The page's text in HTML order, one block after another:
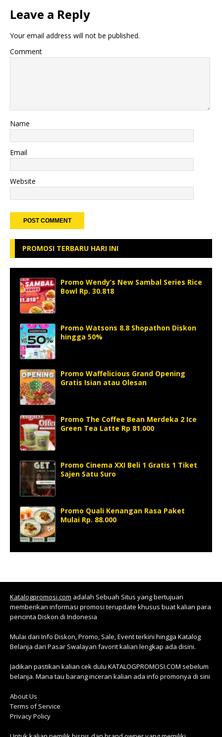
Leave a Reply
Your email address will not be published.
Comment
Name
Email
Website
PROMOSI TERBARU HARI INI
Promo Wendy’s New Sambal Series Rice
Bowl Rp. 30.818
Promo Watsons 8.8 Shopathon Diskon
hingga 50%
Promo Waffelicious Grand Opening
Gratis Isian atau Olesan
Promo The Coffee Bean Merdeka 2 Ice
Green Tea Latte Rp 81.000
Promo Cinema XXI Beli 1 Gratis 1 Tiket
Sajen Satu Suro
Promo Quali Kenangan Rasa Paket
Mulai Rp. 88.000
Katalogpromosi.com adalah Sebuah Situs yang bertujuan
memberikan informasi promosi terupdate khusus buat kalian para
pencinta Diskon di Indonesia
Mulai dari Info Diskon, Promo, Sale, Event terkini hingga Katalog
Belanja dari Pasar Swalayan favorit kalian lengkap ada disini.
Jadikan pastikan kalian cek dulu KATALOGPROMOSI.COM sebelum
belanja. Mana tau barang inceran kalian ada info promonya di sini
About Us
Terms of Service
Privacy Policy